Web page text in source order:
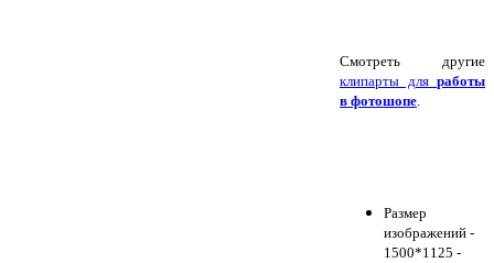
Смотреть другие
клипарты для работы
в фотошопе.
Размер
изображений -
1500*1125 -